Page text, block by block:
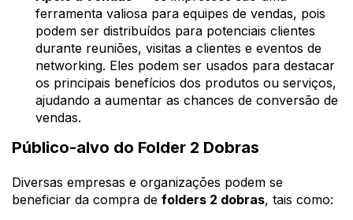
ferramenta valiosa para equipes de vendas, pois
podem ser distribuídos para potenciais clientes
durante reuniões, visitas a clientes e eventos de
networking. Eles podem ser usados para destacar
os principais benefícios dos produtos ou serviços,
ajudando a aumentar as chances de conversão de
vendas.
Público-alvo do Folder 2 Dobras
Diversas empresas e organizações podem se
beneficiar da compra de folders 2 dobras, tais como: